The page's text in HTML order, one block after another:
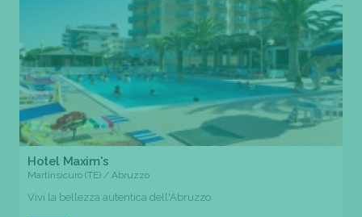
Hotel Maxim's
Martinsicuro (TE) / Abruzzo
Vivi la bellezza autentica dell'Abruzzo